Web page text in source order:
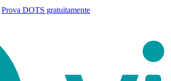
Prova DOTS gratuitamente